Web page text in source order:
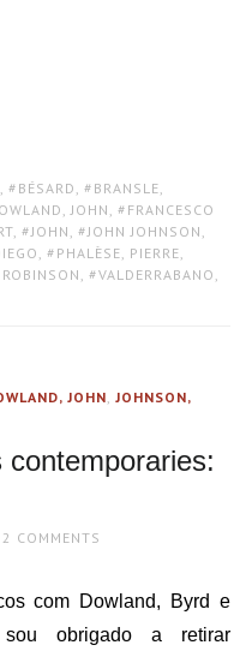
, BÉSARD , BRANSLE,
JOHN , FRANCESCO
, JOHN , JOHN JOHNSON ,
, PHALÈSE, PIERRE,
, VALDERRABANO ,
JOHN,JOHNSON,
2 COMMENTS
com Dowland, Byrd e
sou obrigado a retirar